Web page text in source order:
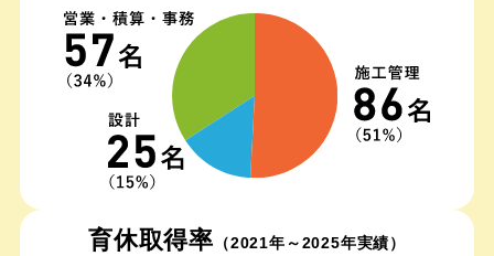
育休取得率 （2021年～2025年実績）